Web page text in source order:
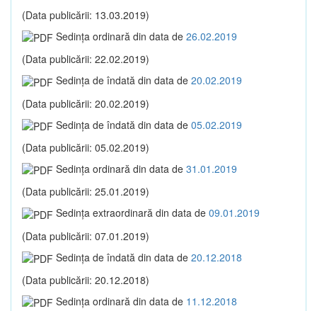
(Data publicării: 13.03.2019)
Sedinţa ordinară din data de 26.02.2019
(Data publicării: 22.02.2019)
Sedinţa de îndată din data de 20.02.2019
(Data publicării: 20.02.2019)
Sedinţa de îndată din data de 05.02.2019
(Data publicării: 05.02.2019)
Sedinţa ordinară din data de 31.01.2019
(Data publicării: 25.01.2019)
Sedinţa extraordinară din data de 09.01.2019
(Data publicării: 07.01.2019)
Sedinţa de îndată din data de 20.12.2018
(Data publicării: 20.12.2018)
Sedinţa ordinară din data de 11.12.2018